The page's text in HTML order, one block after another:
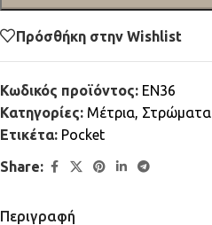
Πρόσθήκη στην Wishlist
Κωδικός προϊόντος: EN36
Κατηγορίες: Μέτρια, Στρώματα
Ετικέτα: Pocket
Share:
Περιγραφή